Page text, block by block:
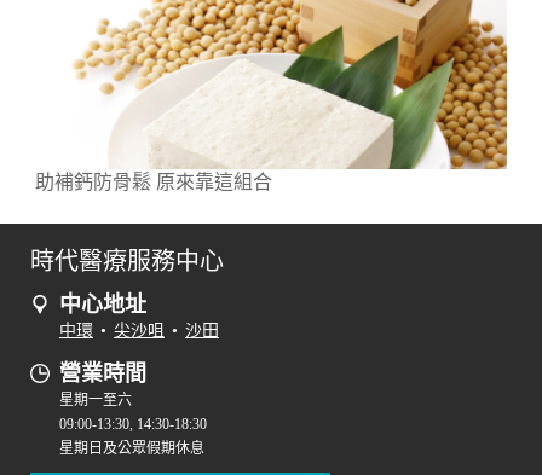
助補鈣防骨鬆 原來靠這組合
時代醫療服務中心
中心地址
中環 • 尖沙咀 • 沙田
營業時間
星期一至六
09:00-13:30, 14:30-18:30
星期日及公眾假期休息